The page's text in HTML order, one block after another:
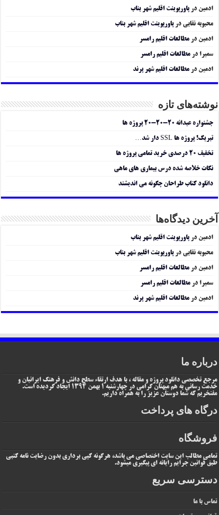
ادمین درپاورپوینت اقلیم شهر بناب
محبوبه نقابی درپاورپوینت اقلیم شهر بناب
ادمین درمطالعات اقلیم رامسر
سمیرا درمطالعات اقلیم رامسر
ادمین درمطالعات اقلیم شهر پرند
نوشته‌های تازه
جشنواره عیدانه ۲۰-۲۰-۲۰ پروژه ها
تبریک! پروژه ها SSL دار شد…
تخفیف ۲۰ درصدی خرید تمامی پروژه ها
نکات خلاصه شده درس بیماری های ماهی
دانلود کتاب طراحان چگونه می اندیشند
آخرین دیدگاه‌ها
ادمین درپاورپوینت اقلیم شهر بناب
محبوبه نقابی درپاورپوینت اقلیم شهر بناب
ادمین درمطالعات اقلیم رامسر
سمیرا درمطالعات اقلیم رامسر
ادمین درمطالعات اقلیم شهر پرند
درباره ما
مرجع تخصصی دانلود پروژه و مقاله ، با هدف ارتقاء سطح دانش و فرهنگ ایرانیان و
خدمت رسانی به هم میهنان گرامی در چهارشنبه 1 بهمن 1394 ایجاد گردیده است.
مفتخریم که شما دوستان عزیز را به همراه داریم.
درگاه های پرداخت
فروشگاه
تمامی مطالب این سایت اختصاصی می باشد، هرگونه کپی برداری بدون رضایت نامه کتبی
طبق قوانین جرایم رایانه ای پیگیری میشود.
دسترسی سریع
تماس با ما